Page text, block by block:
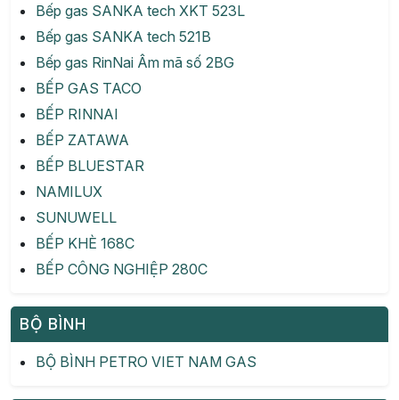
Bếp gas SANKA tech XKT 523L
Bếp gas SANKA tech 521B
Bếp gas RinNai Âm mã số 2BG
BẾP GAS TACO
BẾP RINNAI
BẾP ZATAWA
BẾP BLUESTAR
NAMILUX
SUNUWELL
BẾP KHÈ 168C
BẾP CÔNG NGHIỆP 280C
BỘ BÌNH
BỘ BÌNH PETRO VIET NAM GAS